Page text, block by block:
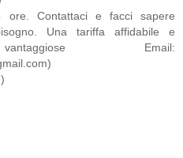
Contattaci e facci sapere
Una tariffa affidabile e
Email: